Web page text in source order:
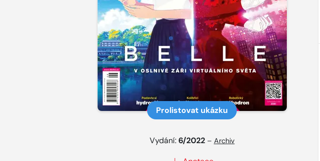
Prolistovat ukázku
Vydání:6/2022 – Archiv